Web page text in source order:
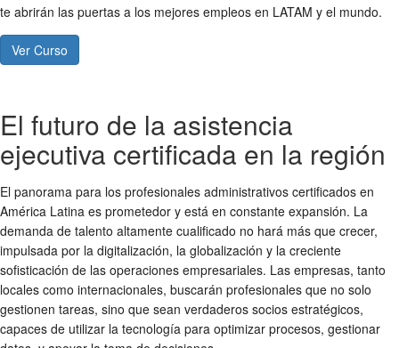
te abrirán las puertas a los mejores empleos en LATAM y el mundo.
Ver Curso
El futuro de la asistencia
ejecutiva certificada en la región
El panorama para los profesionales administrativos certificados en
América Latina es prometedor y está en constante expansión. La
demanda de talento altamente cualificado no hará más que crecer,
impulsada por la digitalización, la globalización y la creciente
sofisticación de las operaciones empresariales. Las empresas, tanto
locales como internacionales, buscarán profesionales que no solo
gestionen tareas, sino que sean verdaderos socios estratégicos,
capaces de utilizar la tecnología para optimizar procesos, gestionar